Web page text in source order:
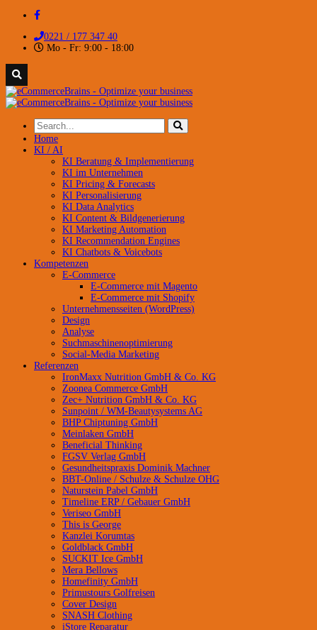
0221 / 177 347 40
Mo - Fr: 9:00 - 18:00
Home
KI / AI
KI Beratung & Implementierung
KI im Unternehmen
KI Pricing & Forecasts
KI Personalisierung
KI Data Analytics
KI Content & Bildgenerierung
KI Marketing Automation
KI Recommendation Engines
KI Chatbots & Voicebots
Kompetenzen
E-Commerce
E-Commerce mit Magento
E-Commerce mit Shopify
Unternehmensseiten (WordPress)
Design
Analyse
Suchmaschinenoptimierung
Social-Media Marketing
Referenzen
IronMaxx Nutrition GmbH & Co. KG
Zoonea Commerce GmbH
Zec+ Nutrition GmbH & Co. KG
Sunpoint / WM-Beautysystems AG
BHP Chiptuning GmbH
Meinlaken GmbH
Beneficial Thinking
FGSV Verlag GmbH
Gesundheitspraxis Dominik Machner
BBT-Online / Schulze & Schulze OHG
Naturstein Pabel GmbH
Timeline ERP / Gebauer GmbH
Veriseo GmbH
This is George
Kanzlei Korumtas
Goldblack GmbH
SUCKIT Ice GmbH
Mera Bellows
Homefinity GmbH
Primustours Golfreisen
Cover Design
SNASH Clothing
iStore Reparatur